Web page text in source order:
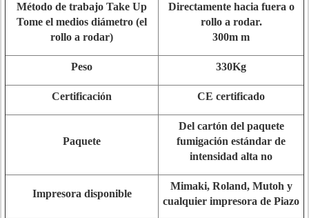
Método de trabajo Take Up
Tome el medios diámetro (el
rollo a rodar)
Directamente hacia fuera o
rollo a rodar.
300m m
Peso 330Kg
Certificación CE certificado
Paquete
Del cartón del paquete
fumigación estándar de
intensidad alta no
Impresora disponible
Mimaki, Roland, Mutoh y
cualquier impresora de Piazo